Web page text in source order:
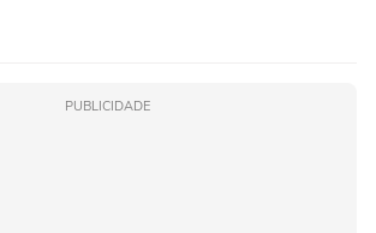
PUBLICIDADE